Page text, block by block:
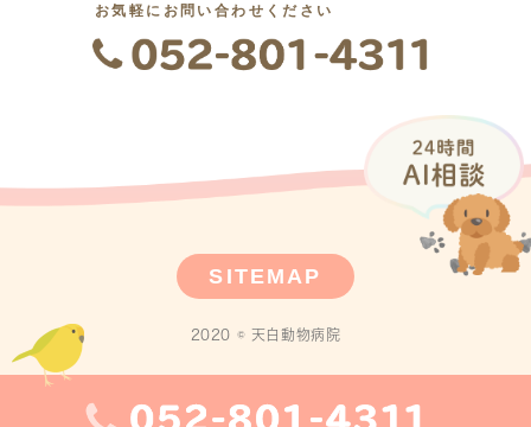
お気軽にお問い合わせください
SITEMAP
2020 © 天白動物病院